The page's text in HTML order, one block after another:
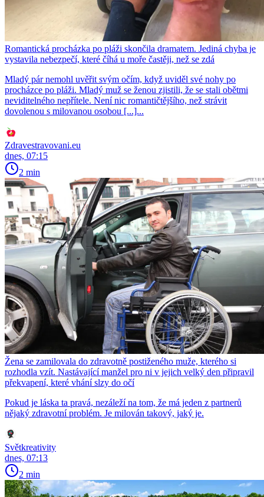
Romantická procházka po pláži skončila dramatem. Jediná chyba je
vystavila nebezpečí, které číhá u moře častěji, než se zdá
Mladý pár nemohl uvěřit svým očím, když uviděl své nohy po
procházce po pláži. Mladý muž se ženou zjistili, že se stali obětmi
neviditelného nepřítele. Není nic romantičtějšího, než strávit
dovolenou s milovanou osobou [...]...
Zdravestravovani.eu
dnes, 07:15
2 min
Žena se zamilovala do zdravotně postiženého muže, kterého si
rozhodla vzít. Nastávající manžel pro ni v jejich velký den připravil
překvapení, které vhání slzy do očí
Pokud je láska ta pravá, nezáleží na tom, že má jeden z partnerů
nějaký zdravotní problém. Je milován takový, jaký je.
Světkreativity
dnes, 07:13
2 min